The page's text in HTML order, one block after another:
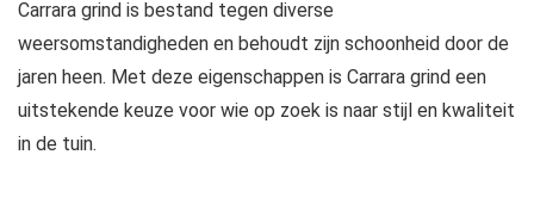
Carrara grind is bestand tegen diverse
weersomstandigheden en behoudt zijn schoonheid door de
jaren heen. Met deze eigenschappen is Carrara grind een
uitstekende keuze voor wie op zoek is naar stijl en kwaliteit
in de tuin.